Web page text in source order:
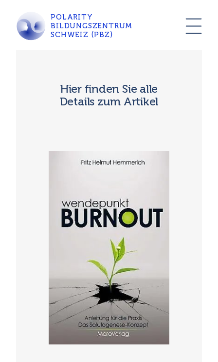
POLARITY
BILDUNGSZENTRUM
SCHWEIZ (PBZ)
Hier finden Sie alle
Details zum Artikel